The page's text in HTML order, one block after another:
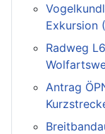
Exkursion
Radweg
Antrag